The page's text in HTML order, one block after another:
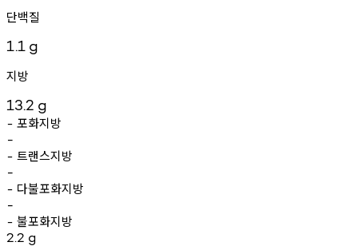
단백질
1.1 g
지방
13.2 g
- 포화지방
-
- 트랜스지방
-
- 다불포화지방
-
- 불포화지방
2.2 g